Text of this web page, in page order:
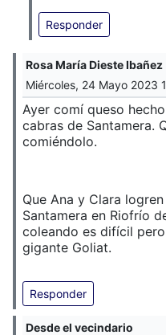
Responder
Rosa María Dieste Ibañez
Miércoles, 24 Mayo 2023
Ayer comí queso
cabras de Santamera.
comiéndolo.
Que Ana y Clara
Santamera en Riofrío
coleando es difícil
gigante Goliat.
Responder
Desde el vecindario